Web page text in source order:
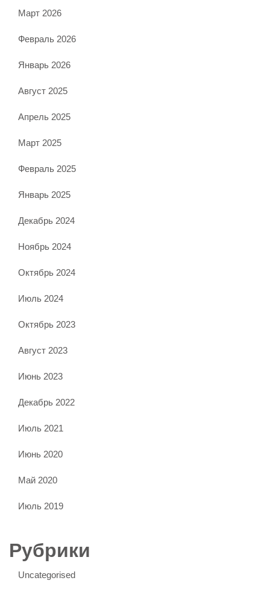
Март 2026
Февраль 2026
Январь 2026
Август 2025
Апрель 2025
Март 2025
Февраль 2025
Январь 2025
Декабрь 2024
Ноябрь 2024
Октябрь 2024
Июль 2024
Октябрь 2023
Август 2023
Июнь 2023
Декабрь 2022
Июль 2021
Июнь 2020
Май 2020
Июль 2019
Рубрики
Uncategorised